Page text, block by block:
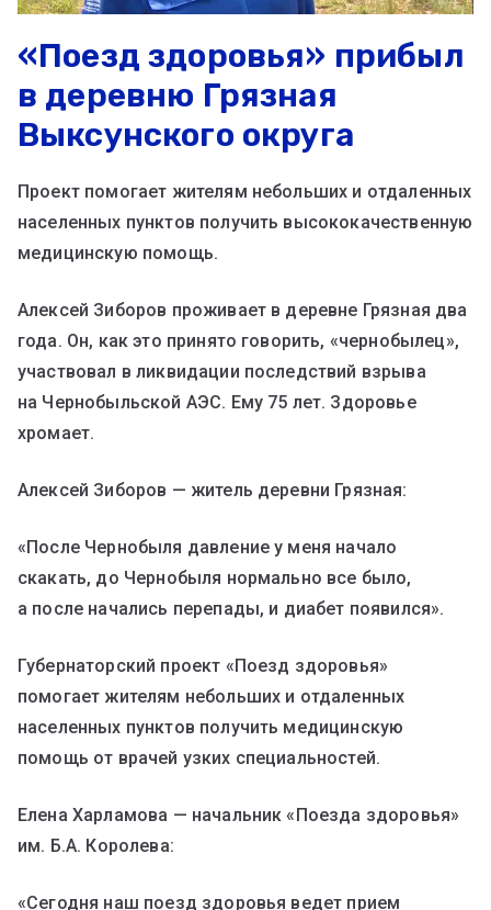
«Поезд здоровья» прибыл
в деревню Грязная
Выксунского округа
Проект помогает жителям небольших и отдаленных
населенных пунктов получить высококачественную
медицинскую помощь.
Алексей Зиборов проживает в деревне Грязная два
года. Он, как это принято говорить, «чернобылец»,
участвовал в ликвидации последствий взрыва
на Чернобыльской АЭС. Ему 75 лет. Здоровье
хромает.
Алексей Зиборов — житель деревни Грязная:
«После Чернобыля давление у меня начало
скакать, до Чернобыля нормально все было,
а после начались перепады, и диабет появился».
Губернаторский проект «Поезд здоровья»
помогает жителям небольших и отдаленных
населенных пунктов получить медицинскую
помощь от врачей узких специальностей.
Елена Харламова — начальник «Поезда здоровья»
им. Б.А. Королева:
«Сегодня наш поезд здоровья ведет прием